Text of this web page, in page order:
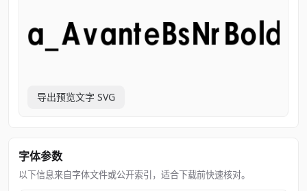
导出预览文字 SVG
字体参数
以下信息来自字体文件或公开索引，适合下载前快速核对。